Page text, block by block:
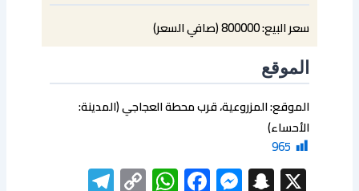
سعر البيع: 800000 (صافي السعر)
الموقع
الموقع: المزروعية، قرب محطة العجاجي (المدينة:
الأحساء)
965